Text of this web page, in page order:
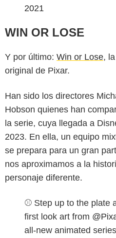
2021
WIN OR LOSE
Y por último: Win or Lose,
original de Pixar.
Han sido los directores
Hobson quienes han
la serie, cuya llegada a
2023. En ella, un equipo
se prepara para un gran
nos aproximamos a la
personaje diferente.
⚾ Step up to the plate
first look art from
all-new animated